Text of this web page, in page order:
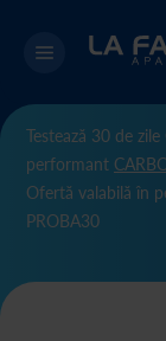
Testează 30 de
performant
Ofertă valabilă în
PROBA30